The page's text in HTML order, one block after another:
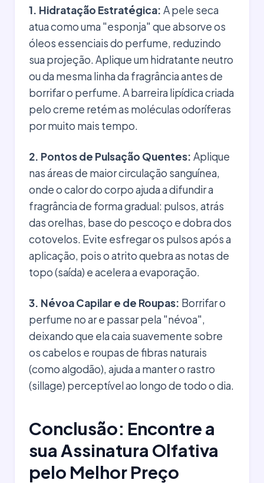
1. Hidratação Estratégica: A pele seca
atua como uma "esponja" que absorve os
óleos essenciais do perfume, reduzindo
sua projeção. Aplique um hidratante neutro
ou da mesma linha da fragrância antes de
borrifar o perfume. A barreira lipídica criada
pelo creme retém as moléculas odoríferas
por muito mais tempo.
2. Pontos de Pulsação Quentes: Aplique
nas áreas de maior circulação sanguínea,
onde o calor do corpo ajuda a difundir a
fragrância de forma gradual: pulsos, atrás
das orelhas, base do pescoço e dobra dos
cotovelos. Evite esfregar os pulsos após a
aplicação, pois o atrito quebra as notas de
topo (saída) e acelera a evaporação.
3. Névoa Capilar e de Roupas: Borrifar o
perfume no ar e passar pela "névoa",
deixando que ela caia suavemente sobre
os cabelos e roupas de fibras naturais
(como algodão), ajuda a manter o rastro
(sillage) perceptível ao longo de todo o dia.
Conclusão: Encontre a
sua Assinatura Olfativa
pelo Melhor Preço